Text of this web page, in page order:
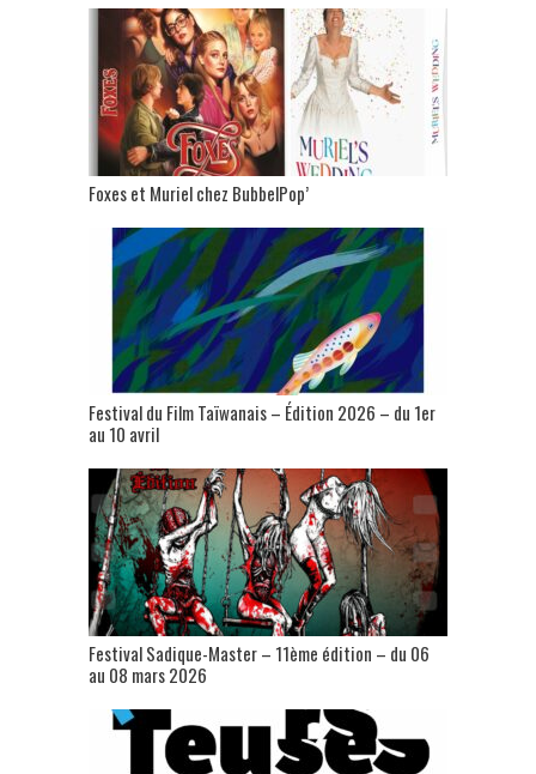
Foxes et Muriel chez BubbelPop’
Festival du Film Taïwanais – Édition 2026 – du 1er
au 10 avril
Festival Sadique-Master – 11ème édition – du 06
au 08 mars 2026